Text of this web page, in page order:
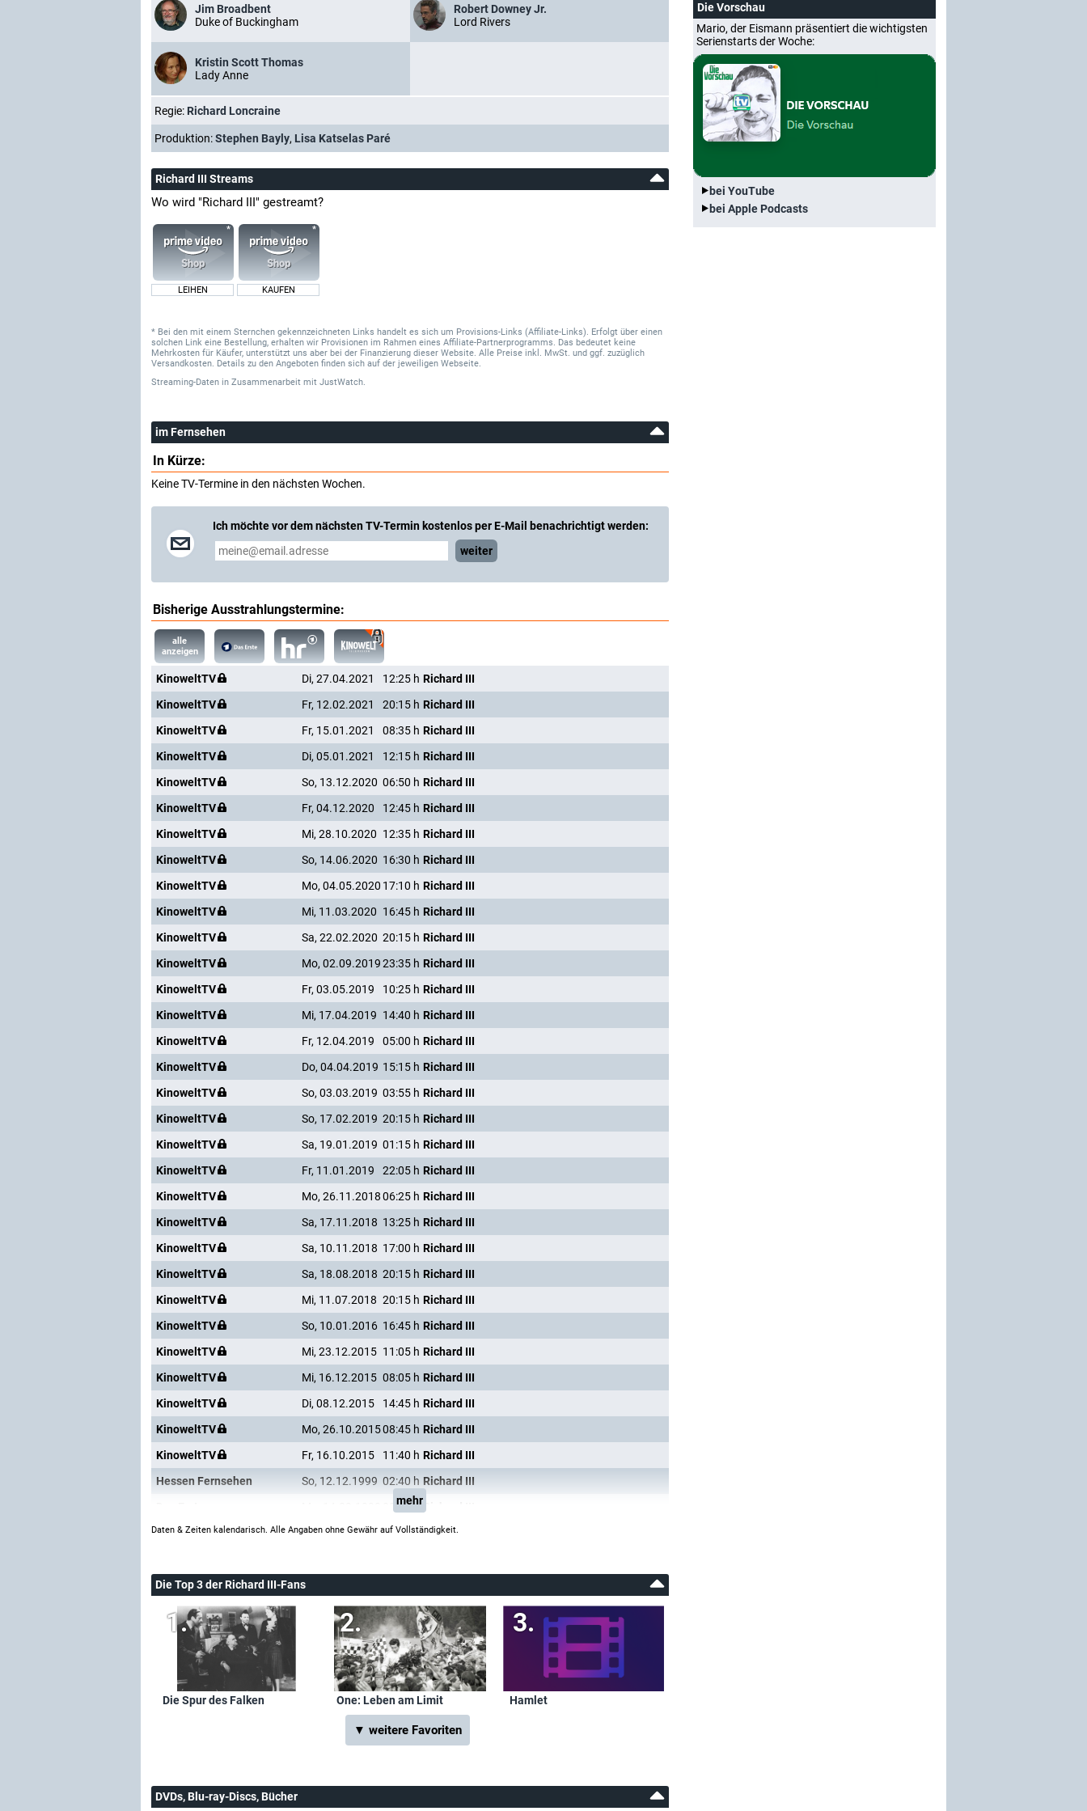
Jim Broadbent
Duke of Buckingham
Robert Downey Jr.
Lord Rivers
Kristin Scott Thomas
Lady Anne
Regie: Richard Loncraine
Produktion:Stephen Bayly, Lisa Katselas Paré
Richard III Streams
Wo wird "Richard III" gestreamt?
LEIHEN KAUFEN
* Bei den mit einem Sternchen gekennzeichneten Links handelt es sich um Provisions-Links (Affiliate-Links). Erfolgt über einen
solchen Link eine Bestellung, erhalten wir Provisionen im Rahmen eines Affiliate-Partnerprogramms. Das bedeutet keine
Mehrkosten für Käufer, unterstützt uns aber bei der Finanzierung dieser Website. Alle Preise inkl. MwSt. und ggf. zuzüglich
Versandkosten. Details zu den Angeboten finden sich auf der jeweiligen Webseite.
Streaming-Daten in Zusammenarbeit mit JustWatch.
im Fernsehen
In Kürze:
Keine TV-Termine in den nächsten Wochen.
Ich möchte vor dem nächsten TV-Termin kostenlos per E-Mail benachrichtigt werden:
weiter
Bisherige Ausstrahlungstermine:
alle
anzeigen
KinoweltTV Di, 27.04.2021 12:25 h Richard III
KinoweltTV
Fr, 12.02.2021 20:15 h Richard III
KinoweltTV
Fr, 15.01.2021 08:35 h Richard III
KinoweltTV
Di, 05.01.2021 12:15 h Richard III
KinoweltTV
So, 13.12.2020 06:50 h Richard III
KinoweltTV
Fr, 04.12.2020 12:45 h Richard III
KinoweltTV
Mi, 28.10.2020 12:35 h Richard III
KinoweltTV
So, 14.06.2020 16:30 h Richard III
KinoweltTV
Mo, 04.05.2020 17:10 h Richard III
KinoweltTV
Mi, 11.03.2020 16:45 h Richard III
KinoweltTV
Sa, 22.02.2020 20:15 h Richard III
KinoweltTV
Mo, 02.09.201923:35 h Richard III
KinoweltTV
Fr, 03.05.2019 10:25 h Richard III
KinoweltTV
Mi, 17.04.2019 14:40 h Richard III
KinoweltTV
Fr, 12.04.2019 05:00 h Richard III
KinoweltTV
Do, 04.04.2019 15:15 h Richard III
KinoweltTV
So, 03.03.2019 03:55 h Richard III
KinoweltTV
So, 17.02.2019 20:15 h Richard III
KinoweltTV
Sa, 19.01.2019 01:15 h Richard III
KinoweltTV
Fr, 11.01.2019 22:05 h Richard III
KinoweltTV
Mo, 26.11.201806:25 h Richard III
KinoweltTV
Sa, 17.11.2018 13:25 h Richard III
KinoweltTV
Sa, 10.11.2018 17:00 h Richard III
KinoweltTV
Sa, 18.08.2018 20:15 h Richard III
KinoweltTV
Mi, 11.07.2018 20:15 h Richard III
KinoweltTV
So, 10.01.2016 16:45 h Richard III
KinoweltTV
Mi, 23.12.2015 11:05 h Richard III
KinoweltTV
Mi, 16.12.2015 08:05 h Richard III
KinoweltTV
Di, 08.12.2015 14:45 h Richard III
KinoweltTV
Mo, 26.10.201508:45 h Richard III
KinoweltTV
Fr, 16.10.2015 11:40 h Richard III
Hessen Fernsehen
So, 12.12.1999 02:40 h Richard III
00:10h
mehr
Daten & Zeiten kalendarisch. Alle Angaben ohne Gewähr auf Vollständigkeit.
Die Top 3 der Richard III-Fans
Die Spur des Falken One: Leben am Limit Hamlet
▼ weitere Favoriten
DVDs, Blu-ray-Discs, Bücher
Die Vorschau
Mario, der Eismann präsentiert die wichtigsten
Serienstarts der Woche:
bei YouTube
bei Apple Podcasts